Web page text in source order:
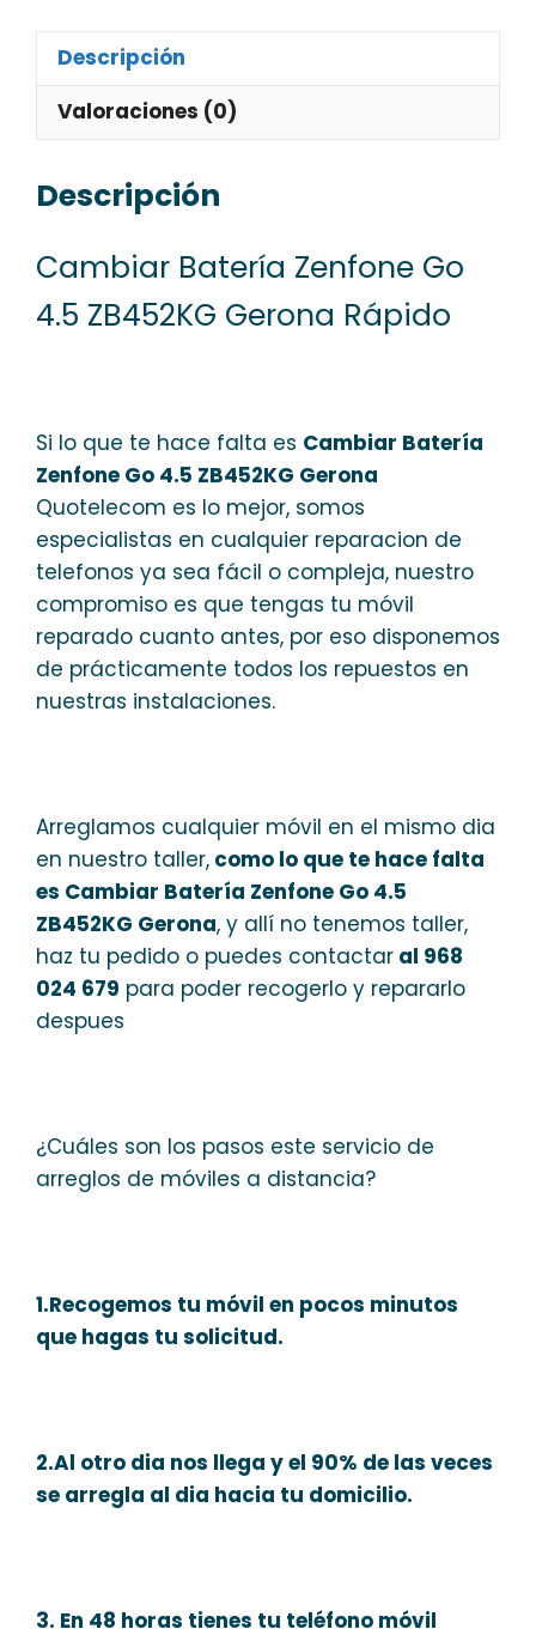
Descripción
Valoraciones (0)
Descripción
Cambiar Batería Zenfone Go
4.5 ZB452KG Gerona Rápido
Si lo que te hace falta es Cambiar Batería
Zenfone Go 4.5 ZB452KG Gerona
Quotelecom es lo mejor, somos
especialistas en cualquier reparacion de
telefonos ya sea fácil o compleja, nuestro
compromiso es que tengas tu móvil
reparado cuanto antes, por eso disponemos
de prácticamente todos los repuestos en
nuestras instalaciones.
Arreglamos cualquier móvil en el mismo dia
en nuestro taller, como lo que te hace falta
es Cambiar Batería Zenfone Go 4.5
ZB452KG Gerona, y allí no tenemos taller,
haz tu pedido o puedes contactar al 968
024 679 para poder recogerlo y repararlo
despues
¿Cuáles son los pasos este servicio de
arreglos de móviles a distancia?
1.Recogemos tu móvil en pocos minutos
que hagas tu solicitud.
2.Al otro dia nos llega y el 90% de las veces
se arregla al dia hacia tu domicilio.
3. En 48 horas tienes tu teléfono móvil